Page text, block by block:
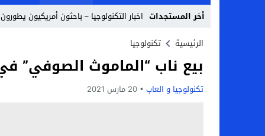
أخر المستجدات اخبار التكنولوجيا – باحثون أمريكيون
أخبار الفن – ب الفن – إسعاد يونس: عادل
اراء و اقلام الدستور – بعد ست سنوات من
مال و اعمال – تراجع السندات الخليجية
الرئيسية تكنولوجيا
بيع ناب “الماموث الصوفي” في مزاد
تكنولوجيا و العاب 20 مارس 2021